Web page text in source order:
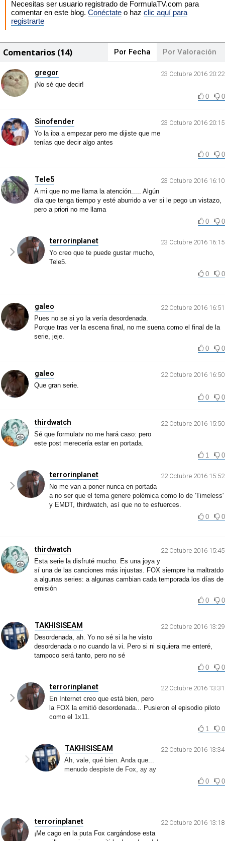
Necesitas ser usuario registrado de FormulaTV.com para
comentar en este blog. Conéctate o haz clic aquí para
registrarte
Comentarios (14) Por Fecha Por Valoración
gregor
23 Octubre 2016 20:22
¡No sé que decir!
0
0
Sinofender
23 Octubre 2016 20:15
Yo la iba a empezar pero me dijiste que me
tenías que decir algo antes
0
0
Tele5
23 Octubre 2016 16:10
A mi que no me llama la atención..... Algún
día que tenga tiempo y esté aburrido a ver si le pego un vistazo,
pero a priori no me llama
0
0
terrorinplanet
23 Octubre 2016 16:15
Yo creo que te puede gustar mucho,
Tele5.
0
0
galeo
22 Octubre 2016 16:51
Pues no se si yo la vería desordenada.
Porque tras ver la escena final, no me suena como el final de la
serie, jeje.
0
0
galeo
22 Octubre 2016 16:50
Que gran serie.
0
0
thirdwatch
22 Octubre 2016 15:50
Sé que formulatv no me hará caso: pero
este post merecería estar en portada.
1
0
terrorinplanet
22 Octubre 2016 15:52
No me van a poner nunca en portada
a no ser que el tema genere polémica como lo de 'Timeless'
y EMDT, thirdwatch, así que no te esfuerces.
0
0
thirdwatch
22 Octubre 2016 15:45
Esta serie la disfruté mucho. Es una joya y
sí una de las canciones más injustas. FOX siempre ha maltratdo
a algunas series: a algunas cambian cada temporada los días de
emisión
0
0
TAKHISISEAM
22 Octubre 2016 13:29
Desordenada, ah. Yo no sé si la he visto
desordenada o no cuando la vi. Pero si ni siquiera me enteré,
tampoco será tanto, pero no sé
0
0
terrorinplanet
22 Octubre 2016 13:31
En Internet creo que está bien, pero
la FOX la emitió desordenada... Pusieron el episodio piloto
como el 1x11.
1
0
TAKHISISEAM
22 Octubre 2016 13:34
Ah, vale, qué bien. Anda que...
menudo despiste de Fox, ay ay
0
0
terrorinplanet
22 Octubre 2016 13:18
¡Me cago en la puta Fox cargándose esta